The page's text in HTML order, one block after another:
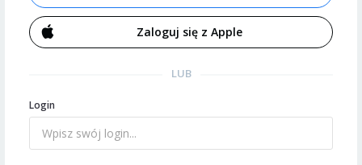
Zaloguj się z Apple
LUB
Login